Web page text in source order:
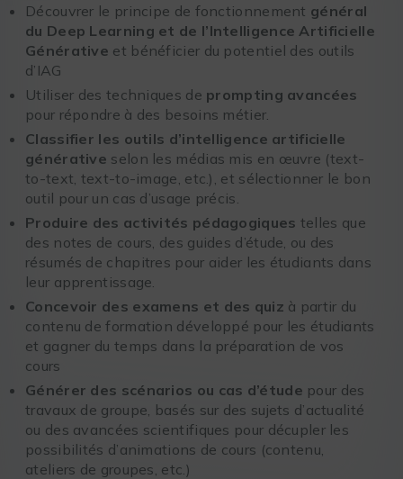
Découvrer le principe de fonctionnement général
du Deep Learning et de l’Intelligence Artificielle
Générative et bénéficier du potentiel des outils
d’IAG
Utiliser des techniques de prompting avancées
pour répondre à des besoins métier.
Classifier les outils d’intelligence artificielle
générative selon les médias mis en œuvre (text-
to-text, text-to-image, etc.), et sélectionner le bon
outil pour un cas d’usage précis.
Produire des activités pédagogiques telles que
des notes de cours, des guides d’étude, ou des
résumés de chapitres pour aider les étudiants dans
leur apprentissage.
Concevoir des examens et des quiz à partir du
contenu de formation développé pour les étudiants
et gagner du temps dans la préparation de vos
cours
Générer des scénarios ou cas d’étude pour des
travaux de groupe, basés sur des sujets d’actualité
ou des avancées scientifiques pour décupler les
possibilités d’animations de cours (contenu,
ateliers de groupes, etc.)